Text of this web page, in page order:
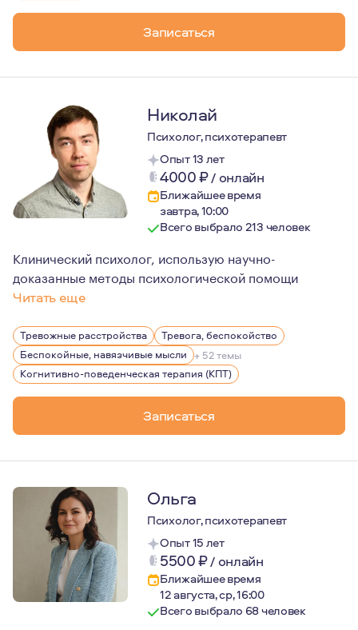
Записаться
Николай
Психолог, психотерапевт
Опыт 13 лет
4000₽/ онлайн
Ближайшее время
завтра, 10:00
Всего выбрало 213 человек
Клинический психолог, использую научно-
доказанные методы психологической помощи
Читать еще
Мой подход к терапии - непредвзятый,
Тревожные расстройства
Тревога, беспокойство
Беспокойные, навязчивые мысли + 52 темы
Когнитивно-поведенческая терапия (КПТ)
Записаться
Ольга
Психолог, психотерапевт
Опыт 15 лет
5500₽/ онлайн
Ближайшее время
12 августа, ср, 16:00
Всего выбрало 68 человек